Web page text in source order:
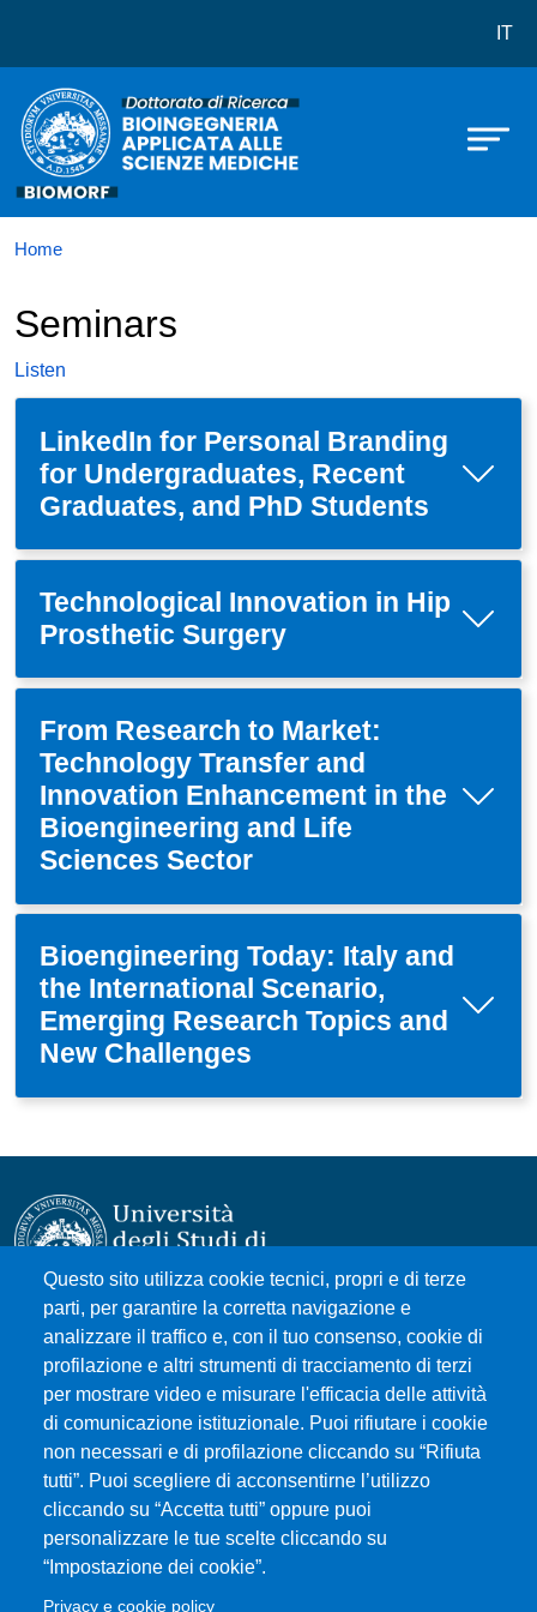
Dottorato in Bioingegneria IT
Home
Seminars
Listen
LinkedIn for Personal Branding
for Undergraduates, Recent
Graduates, and PhD Students
Technological Innovation in Hip
Prosthetic Surgery
From Research to Market:
Technology Transfer and
Innovation Enhancement in the
Bioengineering and Life
Sciences Sector
Bioengineering Today: Italy and
the International Scenario,
Emerging Research Topics and
New Challenges
Questo sito utilizza cookie tecnici, propri e di terze
parti, per garantire la corretta navigazione e
analizzare il traffico e, con il tuo consenso, cookie di
profilazione e altri strumenti di tracciamento di terzi
per mostrare video e misurare l'efficacia delle attività
di comunicazione istituzionale. Puoi rifiutare i cookie
non necessari e di profilazione cliccando su “Rifiuta
tutti”. Puoi scegliere di acconsentirne l’utilizzo
cliccando su “Accetta tutti” oppure puoi
personalizzare le tue scelte cliccando su
“Impostazione dei cookie”.
Privacy e cookie policy
Università degli Studi di Messina
Piazza Pugliatti, 1 - 98122 Messina
Cod. Fiscale 80004070837
P.IVA 00724160833
Centralino: 090 676 1
MENÙ SOCIAL
MENÙ FOOTER 1
Accessibility statement